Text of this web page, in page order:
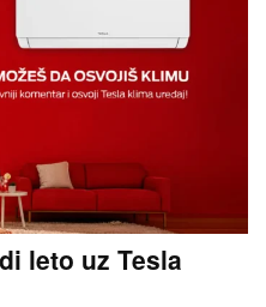
leto uz Tesla